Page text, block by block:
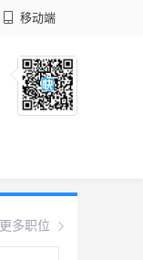
移动端
更多职位